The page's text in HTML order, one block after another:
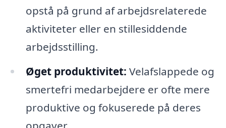
opstå på grund af arbejdsrelaterede
aktiviteter eller en stillesiddende
arbejdsstilling.
Øget produktivitet: Velafslappede og
smertefri medarbejdere er ofte mere
produktive og fokuserede på deres